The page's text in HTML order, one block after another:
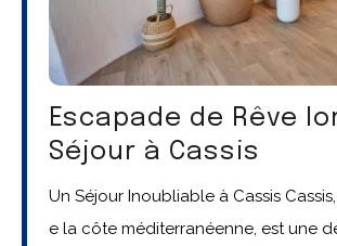
Escapade de Rêve
Séjour à Cassis
Un Séjour Inoubliable à Cassis
e la côte méditerranéenne, est une